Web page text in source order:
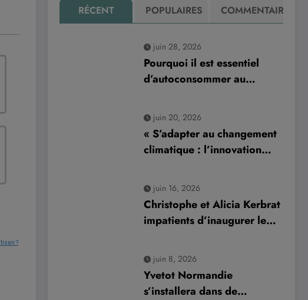
?
RÉCENT POPULAIRES COMMENTAIRE
juin 28, 2026
Pourquoi il est essentiel
d’autoconsommer au
production d’électricité
solaire : enjeux et solutions
pour le photovoltaïque
résidentiel
juin 20, 2026
« S’adapter au changement
climatique : l’innovation
véhicule révolutionnaire »
juin 16, 2026
Christophe et Alicia Kerbrat
impatients d’inaugurer leur
à Plourin-lès-Morlaix
juin 8, 2026
Yvetot Normandie
s’installera dans de